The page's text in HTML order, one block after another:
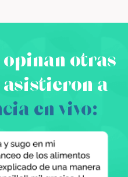
opinan otras
a
en vivo: